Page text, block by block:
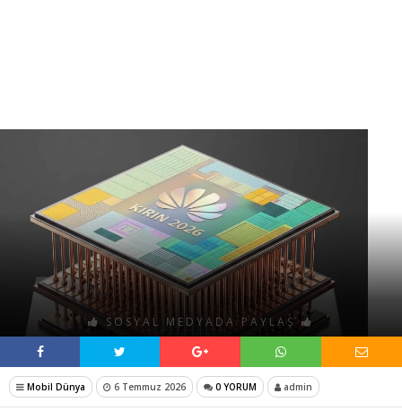
SOSYAL MEDYADA PAYLAŞ
Mobil Dünya 6 Temmuz 2026 0 YORUM admin